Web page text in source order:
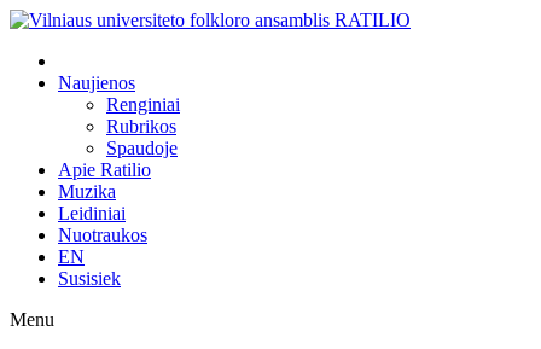
Naujienos
Renginiai
Rubrikos
Spaudoje
Apie Ratilio
Muzika
Leidiniai
Nuotraukos
EN
Susisiek
Menu